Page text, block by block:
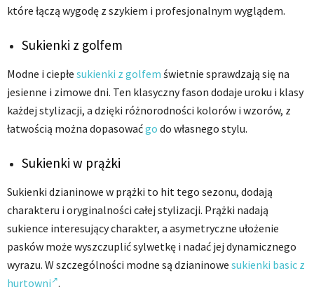
które łączą wygodę z szykiem i profesjonalnym wyglądem.
Sukienki z golfem
Modne i ciepłe sukienki z golfem świetnie sprawdzają się na
jesienne i zimowe dni. Ten klasyczny fason dodaje uroku i klasy
każdej stylizacji, a dzięki różnorodności kolorów i wzorów, z
łatwością można dopasowaćgo do własnego stylu.
Sukienki w prążki
Sukienki dzianinowe w prążki to hit tego sezonu, dodają
charakteru i oryginalności całej stylizacji. Prążki nadają
sukience interesujący charakter, a asymetryczne ułożenie
pasków może wyszczuplić sylwetkę i nadać jej dynamicznego
wyrazu. W szczególności modne są dzianinowe sukienki basic z
hurtowni .